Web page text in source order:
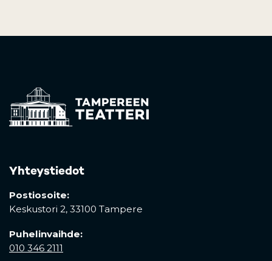
Yhteystiedot
Postiosoite:
Keskustori 2, 33100 Tampere
Puhelinvaihde:
010 346 2111